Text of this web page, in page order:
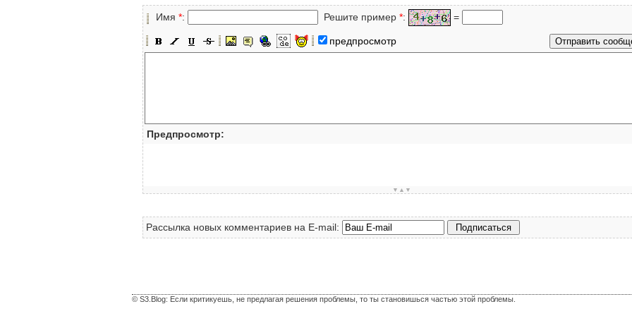
Имя *: Решите пример *: =
предпросмотр
Предпросмотр:
▼▲▼
Рассылка новых комментариев на E-mail:
© S3.Blog: Если критикуешь, не предлагая решения проблемы, то ты становишься частью этой проблемы.